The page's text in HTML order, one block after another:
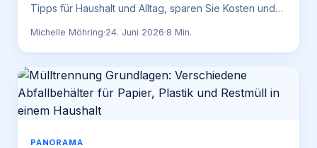
Tipps für Haushalt und Alltag, sparen Sie Kosten und
Michelle Möhring·24. Juni 2026·8 Min.
PANORAMA